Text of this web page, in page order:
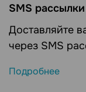
SMS рассылки
Доставляйте важные сообщения клиентам
через SMS
Подробнее